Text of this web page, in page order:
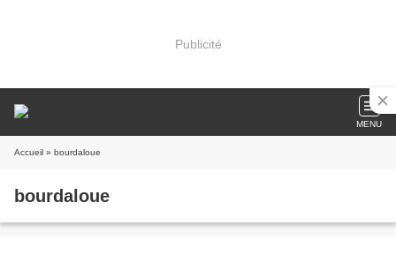
Publicité
MENU
Accueil » bourdaloue
bourdaloue